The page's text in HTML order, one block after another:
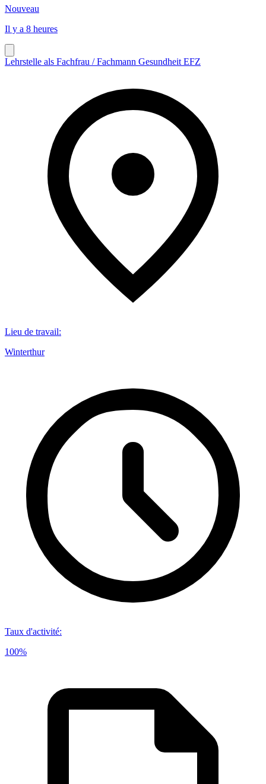
Nouveau
Il y a 8 heures
Lehrstelle als Fachfrau / Fachmann Gesundheit EFZ
Lieu de travail:
Winterthur
Taux d'activité:
100%